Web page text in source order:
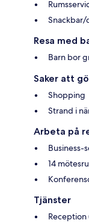
Snackbar/
Resa med
Barn bor
Saker att
Shopping
Strand i
Arbeta på
Business-
14
Tjänster